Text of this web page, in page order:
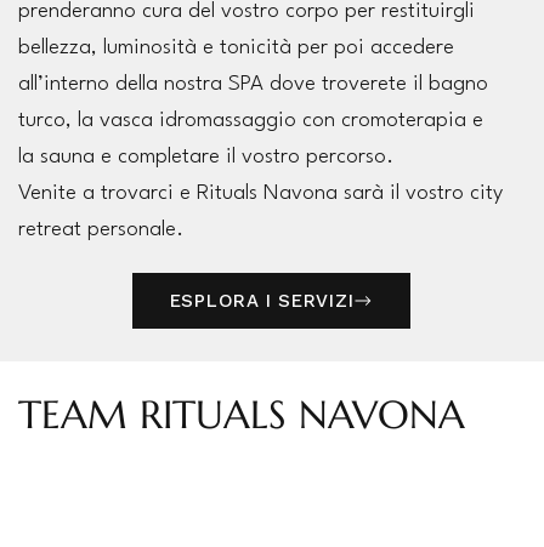
prenderanno cura del vostro corpo per restituirgli
bellezza, luminosità e tonicità per poi accedere
all’interno della nostra SPA dove troverete il bagno
turco, la vasca idromassaggio con cromoterapia e
la sauna e completare il vostro percorso.
Venite a trovarci e Rituals Navona sarà il vostro city
retreat personale.
ESPLORA I SERVIZI
TEAM RITUALS NAVONA